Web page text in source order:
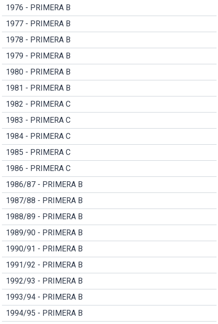
1976 - PRIMERA B
1977 - PRIMERA B
1978 - PRIMERA B
1979 - PRIMERA B
1980 - PRIMERA B
1981 - PRIMERA B
1982 - PRIMERA C
1983 - PRIMERA C
1984 - PRIMERA C
1985 - PRIMERA C
1986 - PRIMERA C
1986/87 - PRIMERA B
1987/88 - PRIMERA B
1988/89 - PRIMERA B
1989/90 - PRIMERA B
1990/91 - PRIMERA B
1991/92 - PRIMERA B
1992/93 - PRIMERA B
1993/94 - PRIMERA B
1994/95 - PRIMERA B